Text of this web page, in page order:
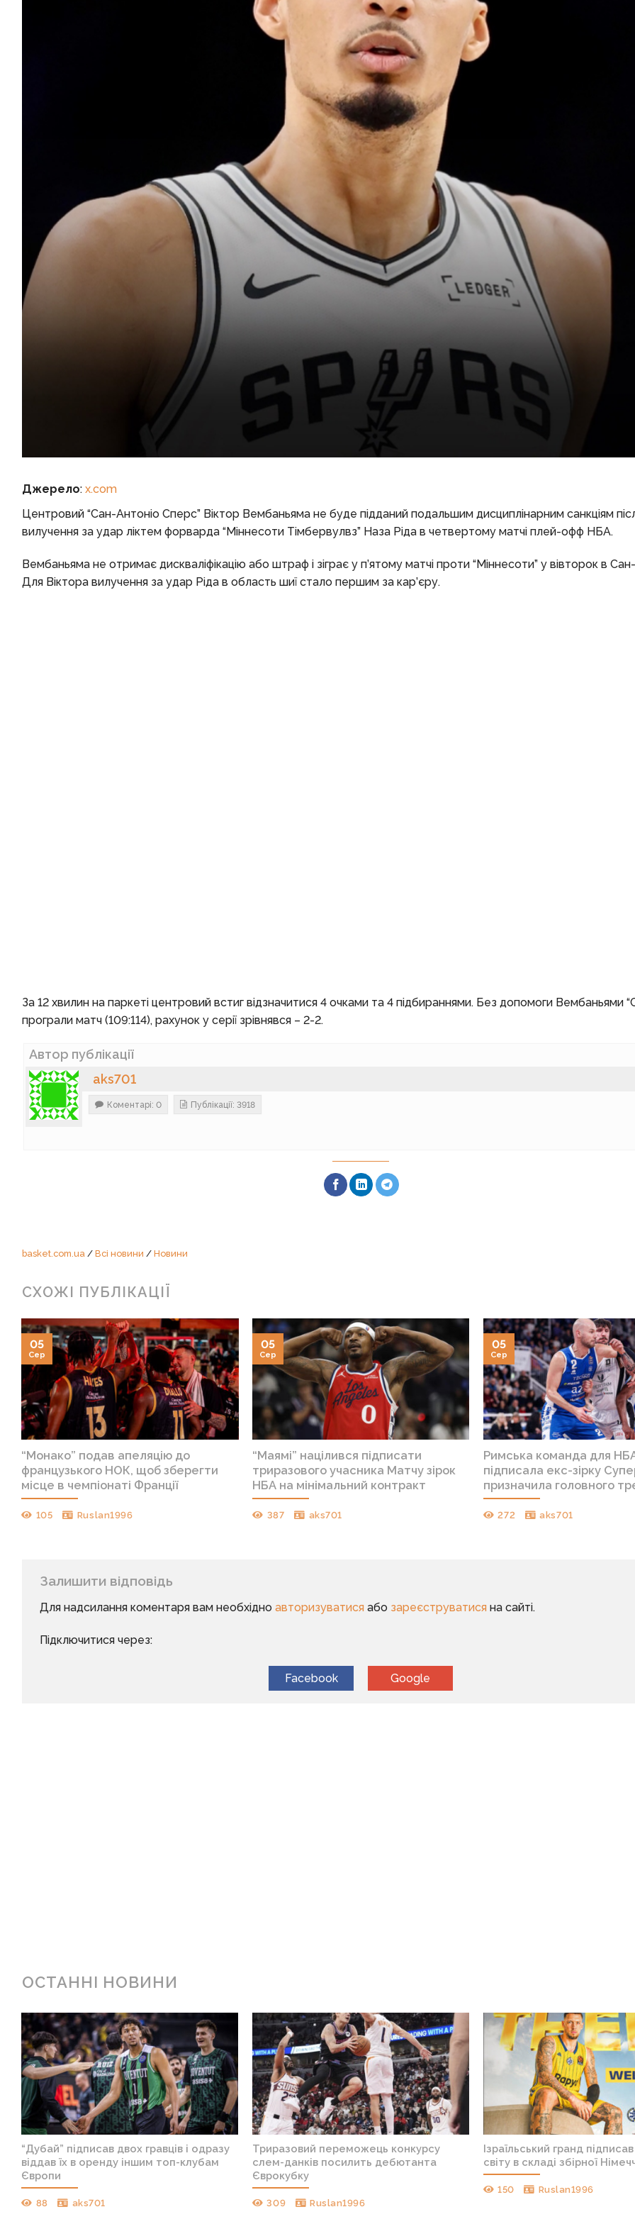
Джерело: x.com
Центровий “Сан-Антоніо Сперс” Віктор Вембаньяма не буде підданий подальшим дисциплінарним санкціям
вилучення за удар ліктем форварда “Міннесоти Тімбервулвз” Наза Ріда в четвертому матчі плей-офф НБА.
Вембаньяма не отримає дискваліфікацію або штраф і зіграє у п’ятому матчі проти “Міннесоти” у вівторок в
Для Віктора вилучення за удар Ріда в область шиї стало першим за кар’єру.
За 12 хвилин на паркеті центровий встиг відзначитися 4 очками та 4 підбираннями. Без допомоги Вембаньями
програли матч (109:114), рахунок у серії зрівнявся – 2-2.
Автор публікації
aks701
Коментарі: 0 Публікації: 3918
basket.com.ua/ Всі новини / Новини
СХОЖІ ПУБЛІКАЦІЇ
“Монако” подав апеляцію до
французького НОК, щоб зберегти
місце в чемпіонаті Франції
105 Ruslan1996
05
Сер
“Маямі” націлився підписати
триразового учасника Матчу зірок
НБА на мінімальний контракт
387 aks701
05
Сер
Римська команда для
підписала екс-зірку
призначила головного
272 aks701
05
Сер
Залишити відповідь
Для надсилання коментаря вам необхідно авторизуватисяабо зареєструватисяна сайті.
Підключитися через:
Facebook Google
ОСТАННІ НОВИНИ
“Дубай” підписав двох гравців і одразу
віддав їх в оренду іншим топ-клубам
Європи
88 aks701
Триразовий переможець конкурсу
слем-данків посилить дебютанта
Єврокубку
309 Ruslan1996
Ізраїльський гранд
світу в складі збірної
150 Ruslan1996